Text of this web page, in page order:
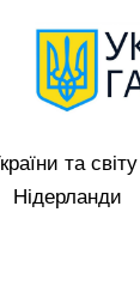
та світу
Нідерланди